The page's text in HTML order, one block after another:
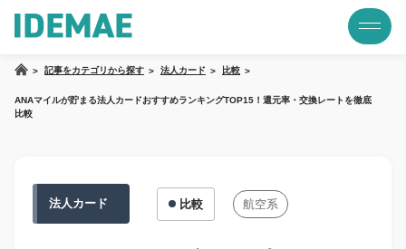
記事をカテゴリから探す 法人カード 比較
ANAマイルが貯まる法人カードおすすめランキングTOP15！還元率・交換レートを徹底
比較
法人カード 比較 航空系